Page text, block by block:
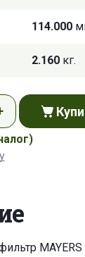
114.000
2.160 кг.
MAYERS